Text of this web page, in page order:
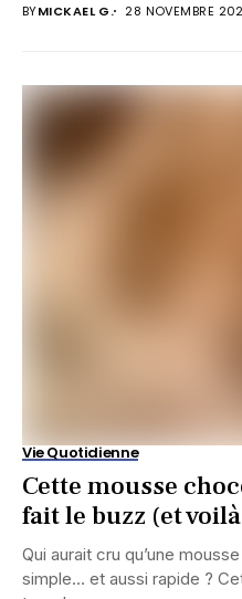
BYMICKAEL G. 28 NOVEMBRE
Vie Quotidienne
Cette mousse
fait le buzz (et
Qui aurait cru qu’une
simple… et aussi rapide ?